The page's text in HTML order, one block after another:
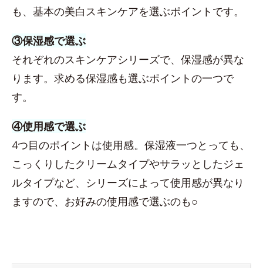
も、基本の美白スキンケアを選ぶポイントです。
③保湿感で選ぶ
それぞれのスキンケアシリーズで、保湿感が異な
ります。求める保湿感も選ぶポイントの一つで
す。
④使用感で選ぶ
4つ目のポイントは使用感。保湿液一つとっても、
こっくりしたクリームタイプやサラッとしたジェ
ルタイプなど、シリーズによって使用感が異なり
ますので、お好みの使用感で選ぶのも○